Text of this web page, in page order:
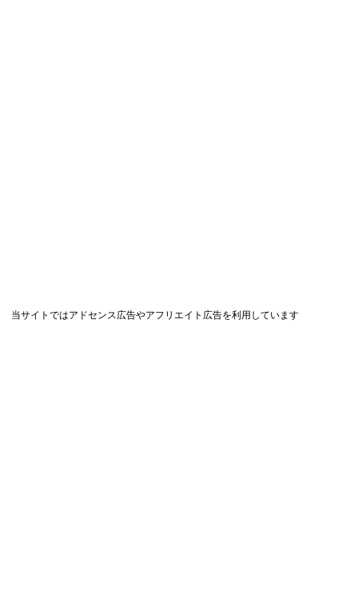
当サイトではアドセンス広告やアフリエイト広告を利用しています